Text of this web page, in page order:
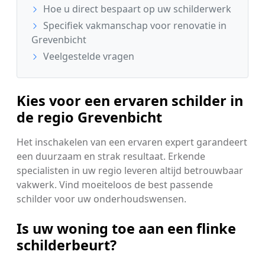
Hoe u direct bespaart op uw schilderwerk
Specifiek vakmanschap voor renovatie in
Grevenbicht
Veelgestelde vragen
Kies voor een ervaren schilder in
de regio Grevenbicht
Het inschakelen van een ervaren expert garandeert
een duurzaam en strak resultaat. Erkende
specialisten in uw regio leveren altijd betrouwbaar
vakwerk. Vind moeiteloos de best passende
schilder voor uw onderhoudswensen.
Is uw woning toe aan een flinke
schilderbeurt?